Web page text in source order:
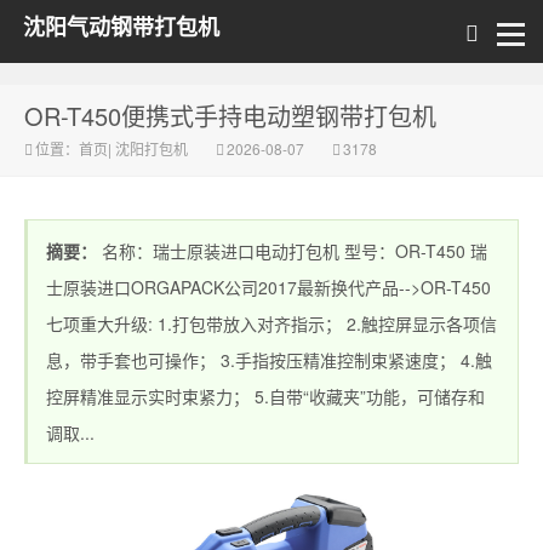
沈阳气动钢带打包机
OR-T450便携式手持电动塑钢带打包机
位置： 首页| 沈阳打包机 2026-08-07 3178
摘要：
名称：瑞士原装进口电动打包机 型号：OR-T450 瑞
士原装进口ORGAPACK公司2017最新换代产品-->OR-T450
七项重大升级: 1.打包带放入对齐指示； 2.触控屏显示各项信
息，带手套也可操作； 3.手指按压精准控制束紧速度； 4.触
控屏精准显示实时束紧力； 5.自带“收藏夹”功能，可储存和
调取...